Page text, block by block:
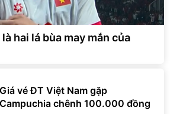
hai lá bùa may mắn của
Giá vé ĐT Việt Nam gặp
Campuchia chênh 100.000 đồng